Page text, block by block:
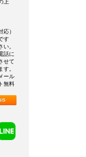
上
）
す
。
話に
せて
。
ール
無料